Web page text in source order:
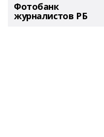
Фотобанк
журналистов РБ